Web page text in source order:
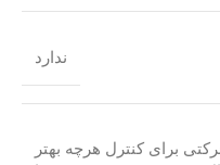
ندارد
برای کنترل هرچه بهتر